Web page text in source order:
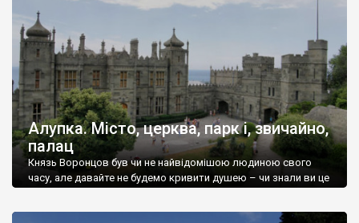
Алупка. Місто, церква, парк і, звичайно,
палац
Князь Воронцов був чи не найвідомішою людиною свого
часу, але давайте не будемо кривити душею – чи знали ви це